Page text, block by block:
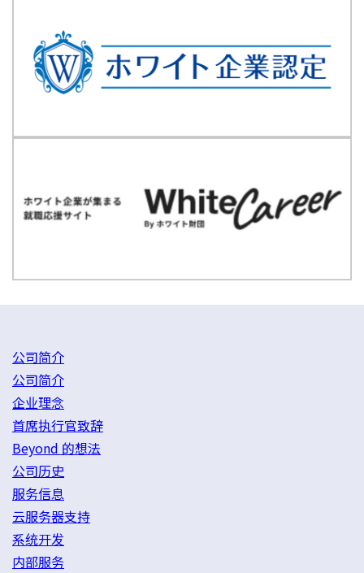
公司简介
公司简介
企业理念
首席执行官致辞
Beyond 的想法
公司历史
服务信息
云服务器支持
系统开发
内部服务